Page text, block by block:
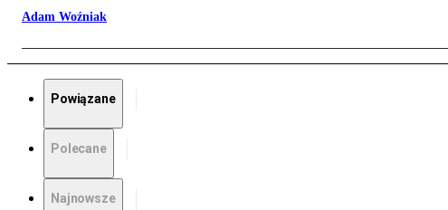
Adam Woźniak
Powiązane
Polecane
Najnowsze